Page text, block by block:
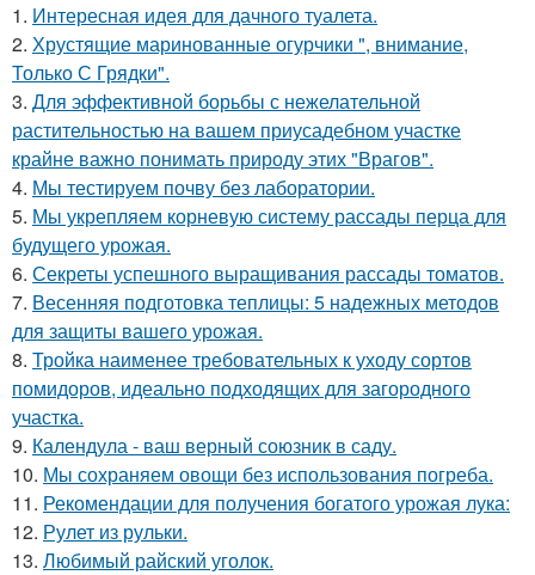
1. Интересная идея для дачного туалета.
2. Хрустящие маринованные огурчики ", внимание,
Только С Грядки".
3. Для эффективной борьбы с нежелательной
растительностью на вашем приусадебном участке
крайне важно понимать природу этих "Врагов".
4. Мы тестируем почву без лаборатории.
5. Мы укрепляем корневую систему рассады перца для
будущего урожая.
6. Секреты успешного выращивания рассады томатов.
7. Весенняя подготовка теплицы: 5 надежных методов
для защиты вашего урожая.
8. Тройка наименее требовательных к уходу сортов
помидоров, идеально подходящих для загородного
участка.
9. Календула - ваш верный союзник в саду.
10. Мы сохраняем овощи без использования погреба.
11. Рекомендации для получения богатого урожая лука:
12. Рулет из рульки.
13. Любимый райский уголок.